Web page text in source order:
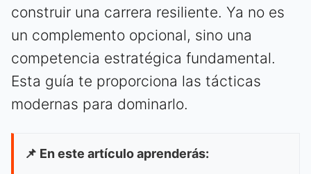
construir una carrera resiliente. Ya no es
un complemento opcional, sino una
competencia estratégica fundamental.
Esta guía te proporciona las tácticas
modernas para dominarlo.
📌 En este artículo aprenderás: